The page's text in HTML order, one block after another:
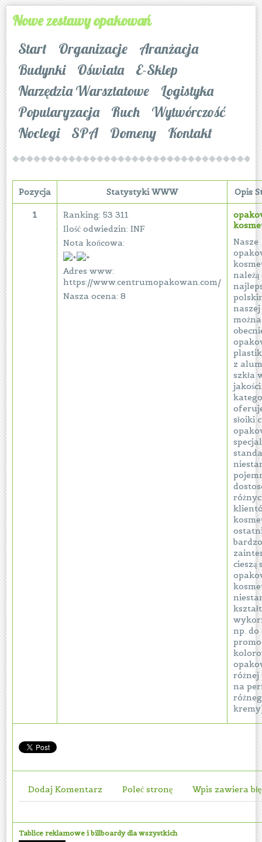
Nowe zestawy opakowań
Start
Organizacje
Aranżacja
Budynki
Oświata
E-Sklep
Narzędzia Warsztatowe
Logistyka
Popularyzacja
Ruch
Wytwórczość
Noclegi
SPA Domeny Kontakt
Pozycja Statystyki WWW Opis
1
Ranking: 53 311
Ilość odwiedzin: INF
Nota końcowa:
Adres www:
https://www.centrumopakowan.com/
Nasza ocena: 8
Nasze
należą
z
szkła
słoiki
cieszą
np. do
różnej
na
Dodaj Komentarz Poleć stronę Wpis zawiera
Tablice reklamowe i billboardy dla wszystkich